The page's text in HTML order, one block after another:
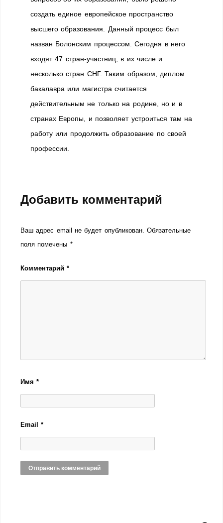
создать единое европейское пространство
высшего образования. Данный процесс был
назван Болонским процессом. Сегодня в него
входят 47 стран-участниц, в их числе и
несколько стран СНГ. Таким образом, диплом
бакалавра или магистра считается
действительным не только на родине, но и в
странах Европы, и позволяет устроиться там на
работу или продолжить образование по своей
профессии.
Добавить комментарий
Ваш адрес email не будет опубликован. Обязательные
поля помечены *
Комментарий*
Имя*
Email*